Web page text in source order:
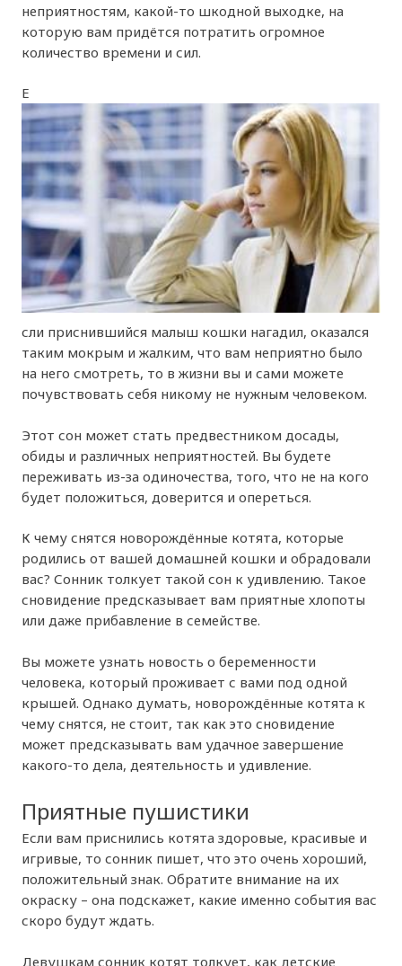
неприятностям, какой-то шкодной выходке, на
которую вам придётся потратить огромное
количество времени и сил.
Е
сли приснившийся малыш кошки нагадил, оказался
таким мокрым и жалким, что вам неприятно было
на него смотреть, то в жизни вы и сами можете
почувствовать себя никому не нужным человеком.
Этот сон может стать предвестником досады,
обиды и различных неприятностей. Вы будете
переживать из-за одиночества, того, что не на кого
будет положиться, доверится и опереться.
К чему снятся новорождённые котята, которые
родились от вашей домашней кошки и обрадовали
вас? Сонник толкует такой сон к удивлению. Такое
сновидение предсказывает вам приятные хлопоты
или даже прибавление в семействе.
Вы можете узнать новость о беременности
человека, который проживает с вами под одной
крышей. Однако думать, новорождённые котята к
чему снятся, не стоит, так как это сновидение
может предсказывать вам удачное завершение
какого-то дела, деятельность и удивление.
Приятные пушистики
Если вам приснились котята здоровые, красивые и
игривые, то сонник пишет, что это очень хороший,
положительный знак. Обратите внимание на их
окраску – она подскажет, какие именно события вас
скоро будут ждать.
Девушкам сонник котят толкует, как детские